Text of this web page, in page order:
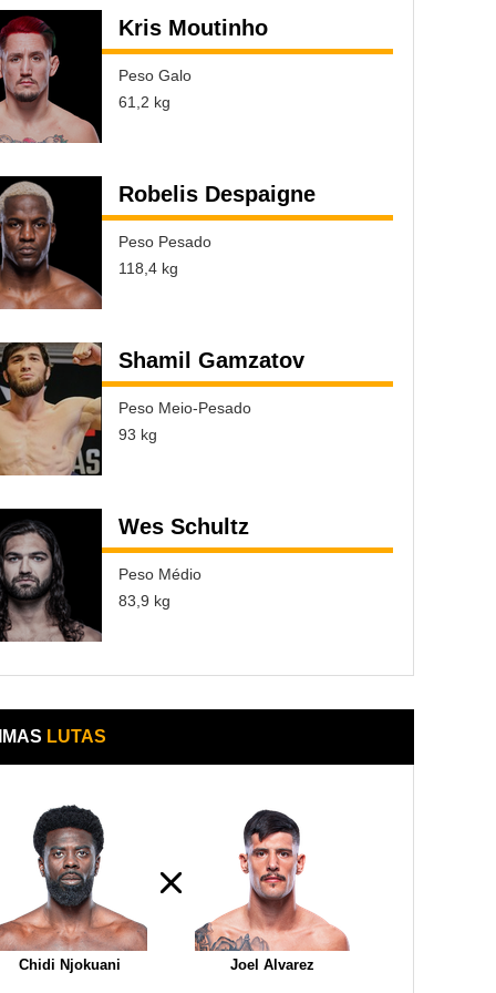
Kris Moutinho
Peso Galo
61,2 kg
Robelis Despaigne
Peso Pesado
118,4 kg
Shamil Gamzatov
Peso Meio-Pesado
93 kg
Wes Schultz
Peso Médio
83,9 kg
LUTAS
Chidi Njokuani Joel Alvarez